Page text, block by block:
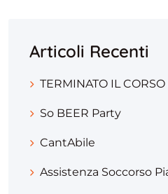
Articoli Recenti
TERMINATO IL
So BEER Party
CantAbile
Assistenza Soccorso